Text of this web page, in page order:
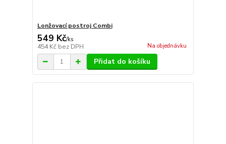
Lonžovací postroj Combi
549 Kč/ks
454 Kč bez DPH Na objednávku
Přidat do košíku